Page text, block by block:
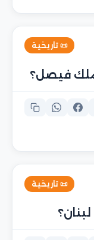
📜 تاريخية
فيصل؟
📜 تاريخية